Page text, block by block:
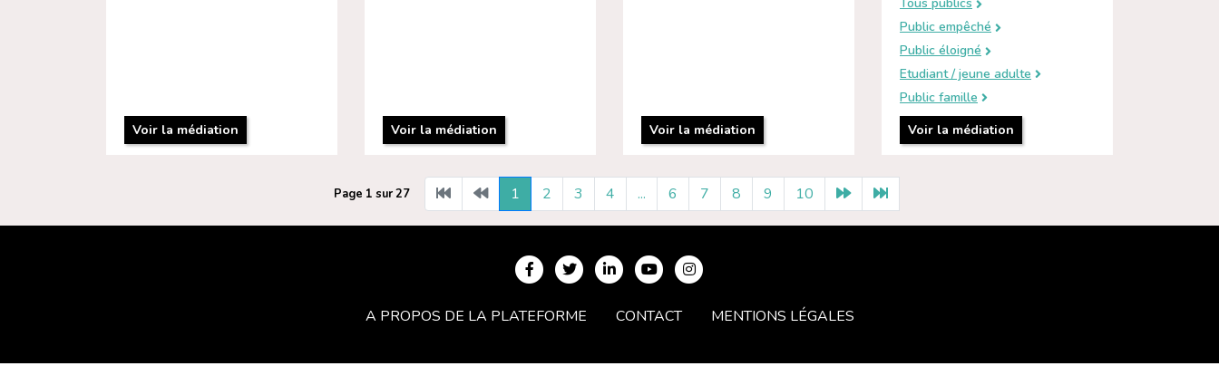
Voir la médiation Voir la médiation Voir la médiation
Tous publics
Public empêché
Public éloigné
Etudiant / jeune adulte
Public famille
Voir la médiation
Page 1 sur 27 1 2 3 4 ... 6 7 8 9 10
A PROPOS DE LA PLATEFORME CONTACT MENTIONS LÉGALES